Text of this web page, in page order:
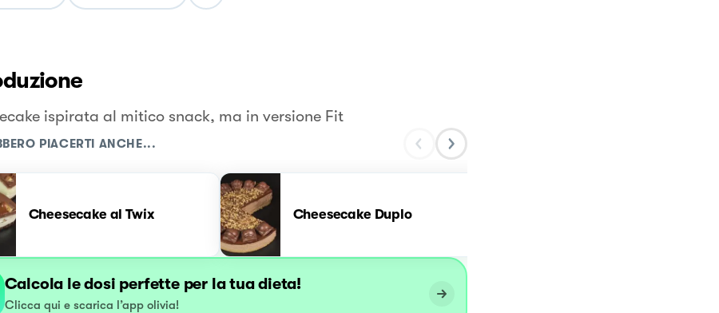
ispirata al mitico snack, ma in versione Fit
PIACERTI ANCHE...
Cheesecake al Twix Cheesecake Duplo
Calcola le dosi perfette per la tua dieta!
Clicca qui e scarica l’app olivia!